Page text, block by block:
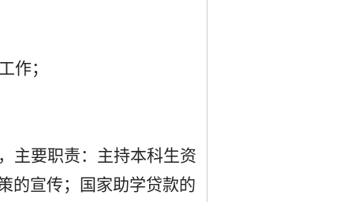
作；
主要职责：主持本科生资
的宣传；国家助学贷款的